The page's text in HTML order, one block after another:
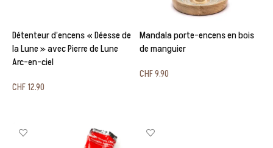
Détenteur d’encens « Déesse de
la Lune » avec Pierre de Lune
Arc-en-ciel
CHF12.90
Mandala porte-encens en bois
de manguier
CHF9.90